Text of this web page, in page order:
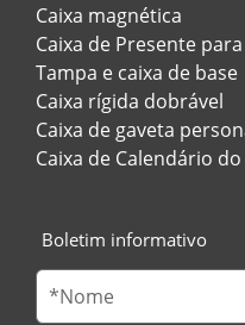
Caixa magnética
Caixa de Presente
Tampa e caixa de base
Caixa rígida dobrável
Caixa de gaveta
Caixa de Calendário
Boletim informativo